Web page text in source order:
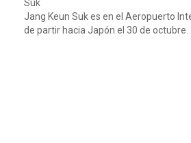
Suk
Jang Keun Suk es en el Aeropuerto
de partir hacia Japón el 30 de octubre.